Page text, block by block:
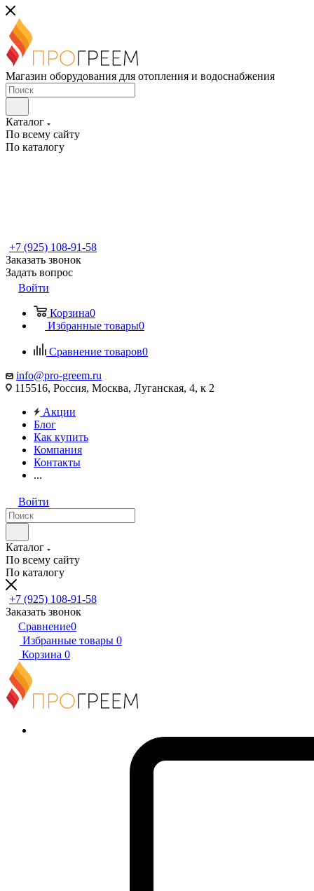
Магазин оборудования для отопления и водоснабжения
Каталог
По всему сайту
По каталогу
+7 (925) 108-91-58
Заказать звонок
Задать вопрос
Войти
Корзина0
Избранные товары0
Сравнение товаров0
info@pro-greem.ru
115516, Россия, Москва, Луганская, 4, к 2
Акции
Блог
Как купить
Компания
Контакты
...
Войти
Каталог
По всему сайту
По каталогу
+7 (925) 108-91-58
Заказать звонок
Сравнение0
Избранные товары 0
Корзина 0